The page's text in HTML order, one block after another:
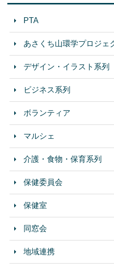
PTA
あさくち山環学プロジェ
デザイン・イラスト系列
ビジネス系列
ボランティア
マルシェ
介護・食物・保育系列
保健委員会
保健室
同窓会
地域連携